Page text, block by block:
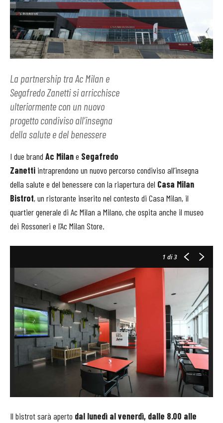
La partnership tra Ac Milan e
Segafredo Zanetti si arricchisce
ulteriormente con un nuovo
progetto condiviso all’insegna
della salute e del benessere
I due brand Ac Milane Segafredo
Zanetti intraprendono un nuovo percorso condiviso all’insegna
della salute e del benessere con la riapertura del Casa Milan
Bistrot, un ristorante inserito nel contesto di Casa Milan, il
quartier generale di Ac Milan a Milano, che ospita anche il museo
dei Rossoneri e l’Ac Milan Store.
1 di 3
Il bistrot sarà aperto dal lunedì al venerdì, dalle 8.00 alle